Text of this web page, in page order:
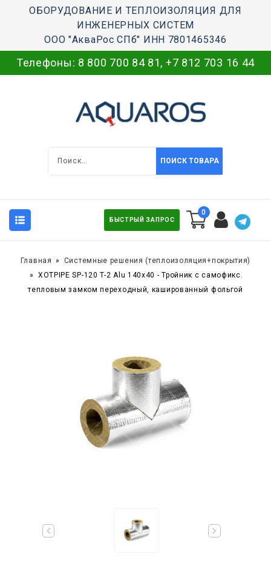
ОБОРУДОВАНИЕ И ТЕПЛОИЗОЛЯЦИЯ ДЛЯ
ИНЖЕНЕРНЫХ СИСТЕМ
ООО "АкваРос СПб" ИНН 7801465346
Телефоны: 8 800 700 84 81, +7 812 703 16 44
ПОИСК ТОВАРА
БЫСТРЫЙ ЗАПРОС
0
Главная
Системные решения (теплоизоляция+покрытия)
XOTPIPE SP-120 T-2 Alu 140x40 - Тройник c самофикс.
тепловым замком переходный, кашированный фольгой